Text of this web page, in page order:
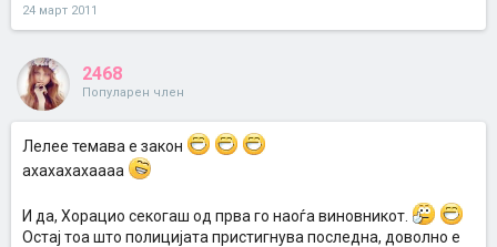
24 март 2011
2468
Популарен член
Лелее темава е закон
ахахахахаааа
И да, Хорацио секогаш од прва го наоѓа виновникот.
Остај тоа што полицијата пристигнува последна, доволно е